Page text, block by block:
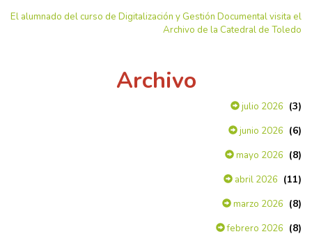
El alumnado del curso de Digitalización y Gestión Documental visita el
Archivo de la Catedral de Toledo
Archivo
julio 2026 (3)
junio 2026 (6)
mayo 2026 (8)
abril 2026 (11)
marzo 2026 (8)
febrero 2026 (8)